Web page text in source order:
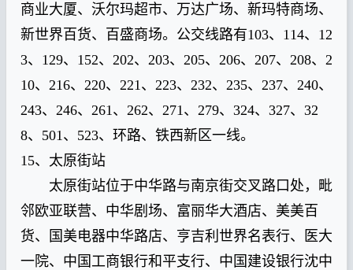
商业大厦、沃尔玛超市、万达广场、新玛特商场、
新世界百货、百盛商场。公交线路有103、114、12
3、129、152、202、203、205、206、207、208、2
10、216、220、221、223、232、235、237、240、
243、246、261、262、271、279、324、327、32
8、501、523、环路、铁西新区一线。
15、太原街站
太原街站位于中华路与南京街交叉路口处，毗
邻欧亚联营、中华剧场、富丽华大酒店、美美百
货、国美电器中华路店、亨吉利世界名表行、医大
一院、中国工商银行和平支行、中国建设银行沈中